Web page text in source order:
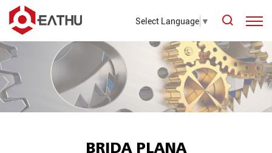
Select Language ▼
BRIDA PLANA